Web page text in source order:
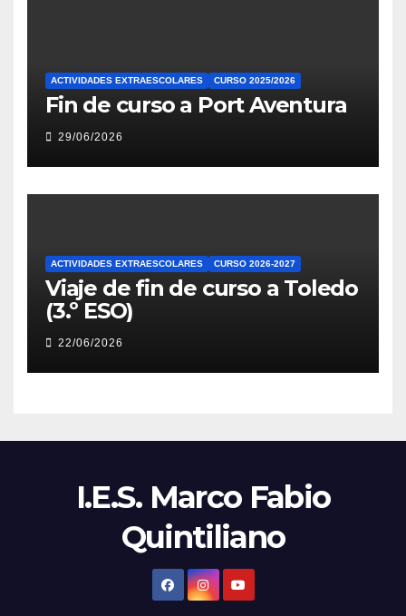
ACTIVIDADES EXTRAESCOLARES CURSO 2025/2026
Fin de curso a Port Aventura
29/06/2026
ACTIVIDADES EXTRAESCOLARES CURSO 2026-2027
Viaje de fin de curso a Toledo
(3.º ESO)
22/06/2026
I.E.S. Marco Fabio
Quintiliano